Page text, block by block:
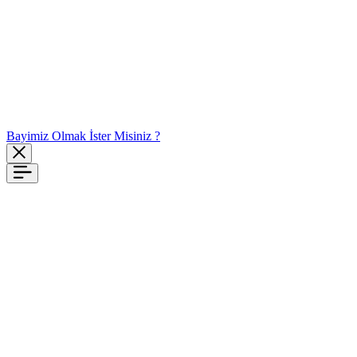
Bayimiz Olmak İster Misiniz ?